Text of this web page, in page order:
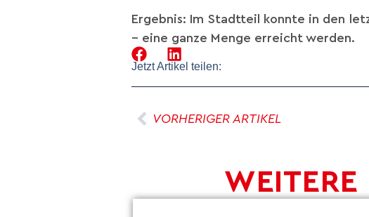
Ergebnis: Im Stadtteil konnte in den
– eine ganze Menge erreicht werden.
Jetzt Artikel teilen:
VORHERIGER ARTIKEL
WEITERE